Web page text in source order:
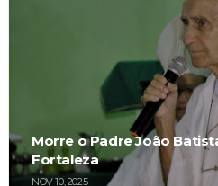
Morre o Padre João
Fortaleza
NOV 10, 2025